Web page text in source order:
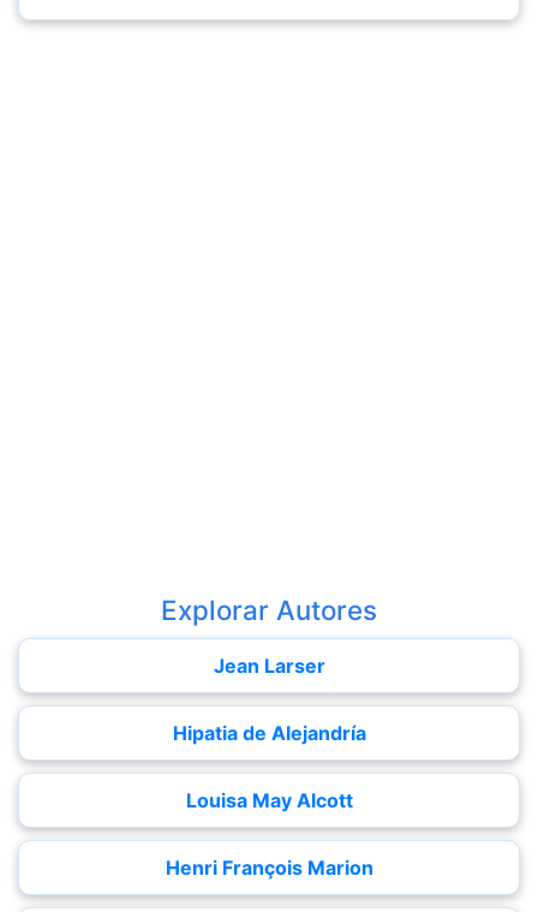
Explorar Autores
Jean Larser
Hipatia de Alejandría
Louisa May Alcott
Henri François Marion